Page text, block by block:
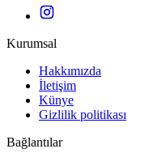
Kurumsal
Hakkımızda
İletişim
Künye
Gizlilik politikası
Bağlantılar